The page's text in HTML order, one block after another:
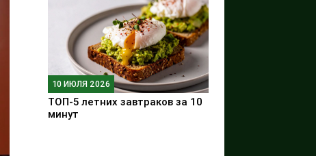
10 ИЮЛЯ 2026
ТОП-5 летних завтраков за 10
минут